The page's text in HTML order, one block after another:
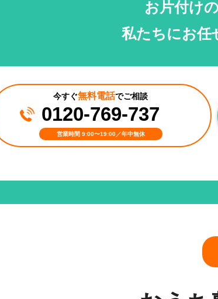
お片付け
私たちにお任
今すぐ無料電話でご相談
0120-769-737
営業時間 9:00〜19:00／年中無休